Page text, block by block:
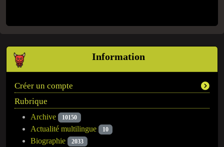
Information
Créer un compte
Rubrique
Archive 10150
Actualité multilingue 10
Biographie 2033